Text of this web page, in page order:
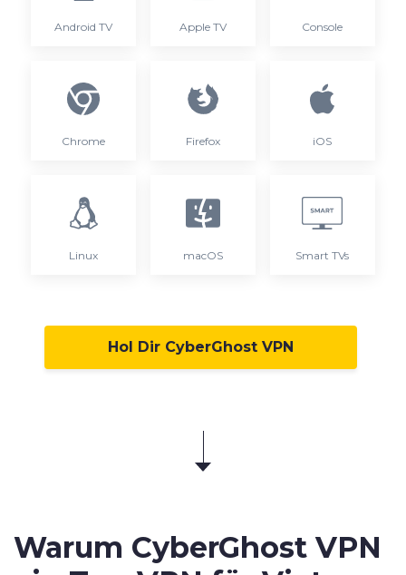
Android TV Apple TV Console
Chrome Firefox iOS
Linux macOS Smart TVs
Hol Dir CyberGhost VPN
Warum CyberGhost VPN